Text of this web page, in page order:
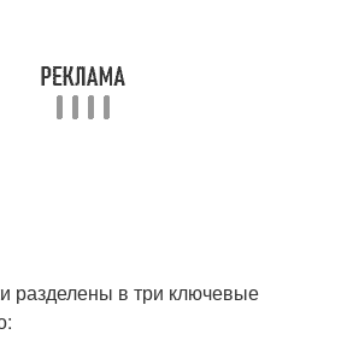
разделены в три ключевые